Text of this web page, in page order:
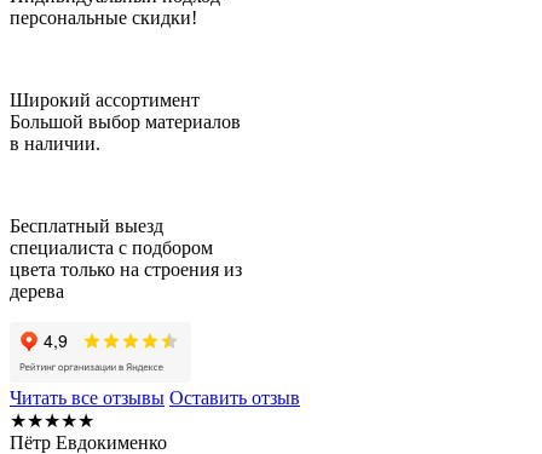
персональные скидки!
Широкий ассортимент
Большой выбор материалов
в наличии.
Бесплатный выезд
специалиста с подбором
цвета только на строения из
дерева
Читать все отзывы Оставить отзыв
★★★★★
Пётр Евдокименко